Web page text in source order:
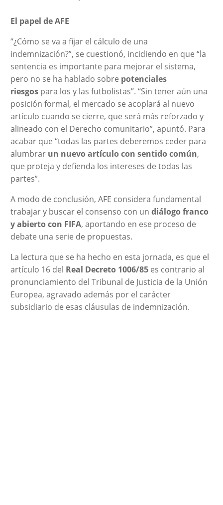
El papel de AFE
“¿Cómo se va a fijar el cálculo de una
indemnización?”, se cuestionó, incidiendo en que “la
sentencia es importante para mejorar el sistema,
pero no se ha hablado sobre potenciales
riesgospara los y las futbolistas”. “Sin tener aún una
posición formal, el mercado se acoplará al nuevo
artículo cuando se cierre, que será más reforzado y
alineado con el Derecho comunitario”, apuntó. Para
acabar que “todas las partes deberemos ceder para
alumbrar un nuevo artículo con sentido común,
que proteja y defienda los intereses de todas las
partes”.
A modo de conclusión, AFE considera fundamental
trabajar y buscar el consenso con un diálogo franco
y abierto con FIFA, aportando en ese proceso de
debate una serie de propuestas.
La lectura que se ha hecho en esta jornada, es que el
artículo 16 del Real Decreto 1006/85es contrario al
pronunciamiento del Tribunal de Justicia de la Unión
Europea, agravado además por el carácter
subsidiario de esas cláusulas de indemnización.